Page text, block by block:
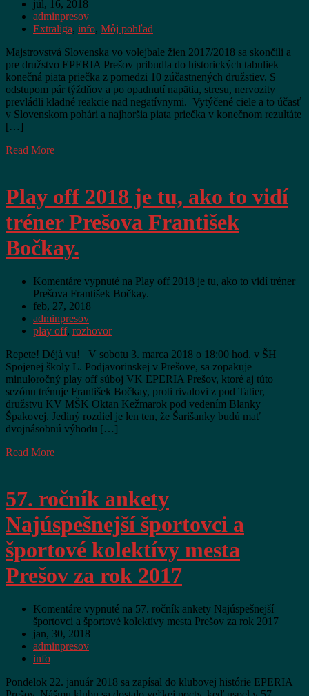
júl, 16, 2018
adminpresov
Extraliga, info, Môj pohľad
Majstrovstvá Slovenska vo volejbale žien 2017/2018 sa skončili a
pre družstvo EPERIA Prešov pribudla do historických tabuliek
konečná piata priečka z pomedzi 10 zúčastnených družstiev. S
odstupom pár týždňov a po opadnutí napätia, stresu, nervozity
prevládli kladné reakcie nad negatívnymi. Vytýčené ciele a to účasť
v Slovenskom pohári a najhoršia piata priečka v konečnom rezultáte
[…]
Read More
Play off 2018 je tu, ako to vidí
tréner Prešova František
Bočkay.
Komentáre vypnuté na Play off 2018 je tu, ako to vidí tréner
Prešova František Bočkay.
feb, 27, 2018
adminpresov
play off, rozhovor
Repete! Déjà vu! V sobotu 3. marca 2018 o 18:00 hod. v ŠH
Spojenej školy L. Podjavorinskej v Prešove, sa zopakuje
minuloročný play off súboj VK EPERIA Prešov, ktoré aj túto
sezónu trénuje František Bočkay, proti rivalovi z pod Tatier,
družstvu KV MŠK Oktan Kežmarok pod vedením Blanky
Špakovej. Jediný rozdiel je len ten, že Šarišanky budú mať
dvojnásobnú výhodu […]
Read More
57. ročník ankety
Najúspešnejší športovci a
športové kolektívy mesta
Prešov za rok 2017
Komentáre vypnuté na 57. ročník ankety Najúspešnejší
športovci a športové kolektívy mesta Prešov za rok 2017
jan, 30, 2018
adminpresov
info
Pondelok 22. január 2018 sa zapísal do klubovej histórie EPERIA